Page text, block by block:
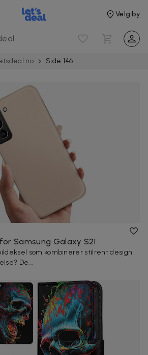
Velg by
Side 146
Samsung Galaxy S21
som kombinerer stilrent design
De...